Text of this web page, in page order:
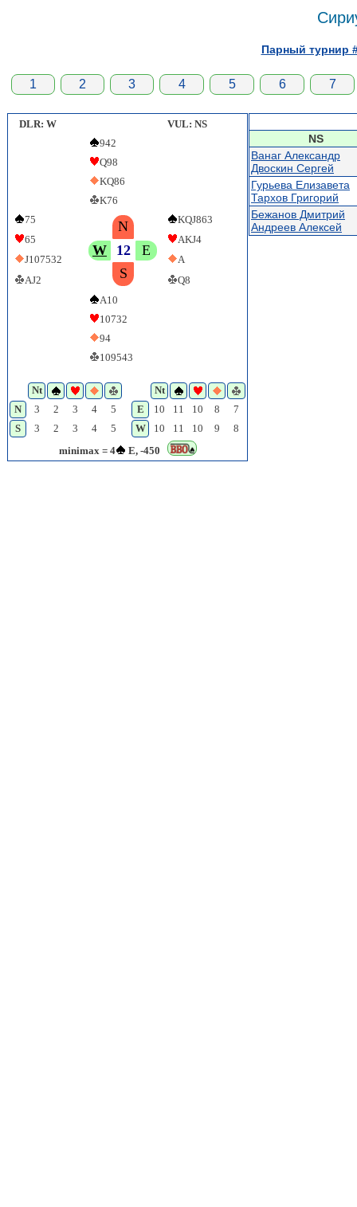
Парный турнир
1 2 3 4 5 6 7
DLR: W
VUL: NS
942
Q98
KQ86
K76
75
N
W
12
E
S
KQJ863
65
AKJ4
J107532
A
AJ2
Q8
A10
10732
94
109543
Nt
Nt
N
3 2 3 4 5 E 10 11 10 8
7
S
3 2 3 4 5 W 10 11 10 9
8
minimax = 4
E, -450
NS
Ванаг Александр
Двоскин Сергей
Гурьева Елизавета
Тархов Григорий
Бежанов Дмитрий
Андреев Алексей